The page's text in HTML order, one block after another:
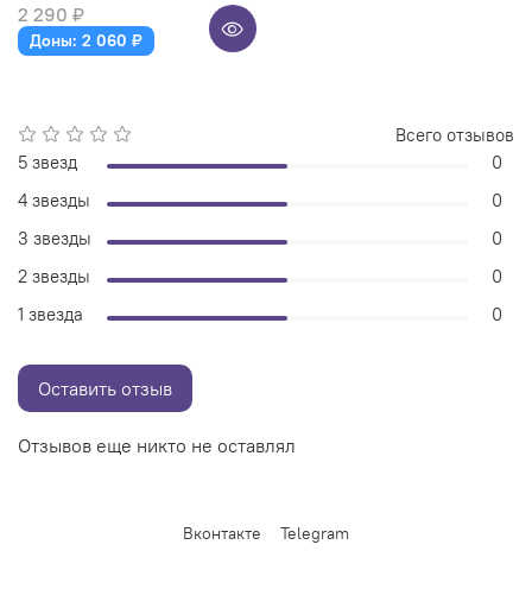
2 290 ₽
Доны: 2 060 ₽
Отзывов еще никто не оставлял
Всего отзывов
5 звезд
0
4 звезды
0
3 звезды
0
2 звезды
0
1 звезда
0
Оставить отзыв
Вконтакте Telegram